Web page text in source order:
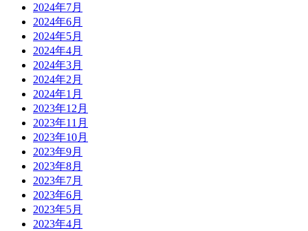
2024年7月
2024年6月
2024年5月
2024年4月
2024年3月
2024年2月
2024年1月
2023年12月
2023年11月
2023年10月
2023年9月
2023年8月
2023年7月
2023年6月
2023年5月
2023年4月